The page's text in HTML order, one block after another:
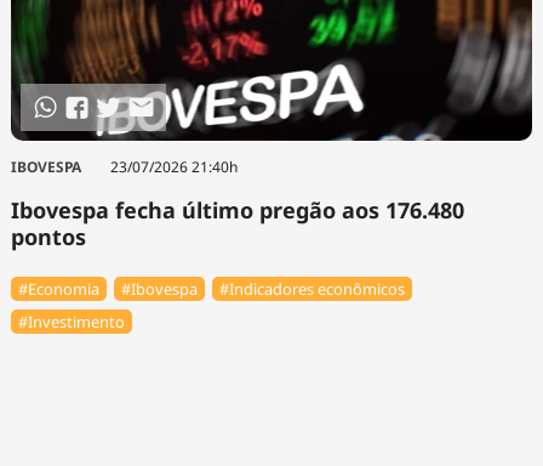
IBOVESPA 23/07/2026 21:40h
Ibovespa fecha último pregão aos 176.480
pontos
#Economia #Ibovespa
#Indicadores econômicos
#Investimento